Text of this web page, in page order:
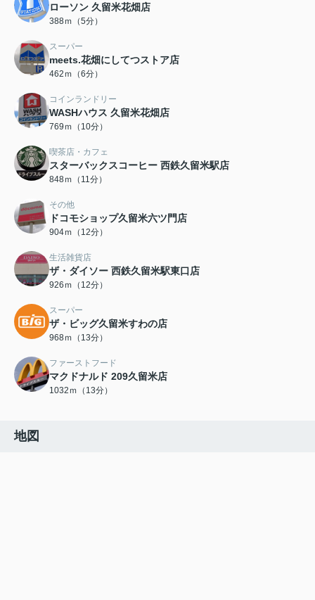
ローソン 久留米花畑店
388ｍ（5分）
スーパー
meets.花畑にしてつストア店
462ｍ（6分）
コインランドリー
WASHハウス 久留米花畑店
769ｍ（10分）
喫茶店・カフェ
スターバックスコーヒー 西鉄久留米駅店
848ｍ（11分）
その他
ドコモショップ久留米六ツ門店
904ｍ（12分）
生活雑貨店
ザ・ダイソー 西鉄久留米駅東口店
926ｍ（12分）
スーパー
ザ・ビッグ久留米すわの店
968ｍ（13分）
ファーストフード
マクドナルド 209久留米店
1032ｍ（13分）
地図